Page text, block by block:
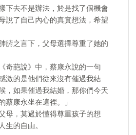
下去不是辦法，於是找了個機會
說了自己內心的真實想法，希望
腑之言下，父母選擇尊重了她的
奇葩說》中，蔡康永說的一句
激的是他們從來沒有催過我結
，如果催過我結婚，那你們今天
蔡康永坐在這裡。」
母，莫過於懂得尊重孩子的想
生的自由。